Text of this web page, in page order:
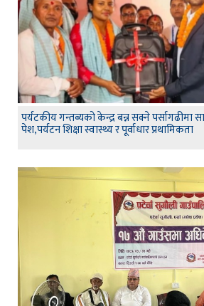
पर्यटकीय गन्तब्यको केन्द्र बन्न सक्ने
पेश,पर्यटन शिक्षा स्वास्थ्य र पूर्वाधार प्रथामिकता